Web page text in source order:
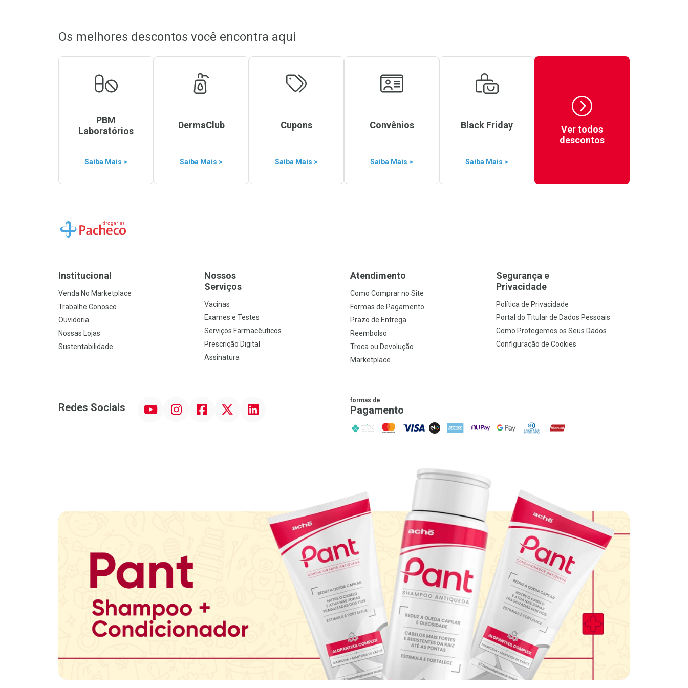
Os melhores descontos você encontra aqui
PBM
Laboratórios
Saiba Mais >
DermaClub
Saiba Mais >
Cupons
Saiba Mais >
Convênios
Saiba Mais >
Black Friday
Saiba Mais >
Ver todos
descontos
Ir para a Home
Institucional
Venda No Marketplace
Trabalhe Conosco
Ouvidoria
Nossas Lojas
Sustentabilidade
Nossos
Serviços
Vacinas
Exames e Testes
Serviços Farmacêuticos
Prescrição Digital
Assinatura
Atendimento
Como Comprar no Site
Formas de Pagamento
Prazo de Entrega
Reembolso
Troca ou Devolução
Marketplace
Segurança e
Privacidade
Política de Privacidade
Portal do Titular de Dados Pessoais
Como Protegemos os Seus Dados
Configuração de Cookies
Redes Sociais InstagramFacebookTwitter Linkedin formas de
Pagamento
PIX MasterCard
VISA ELO AMEX NuPay Google PayDiners ClubHipercard